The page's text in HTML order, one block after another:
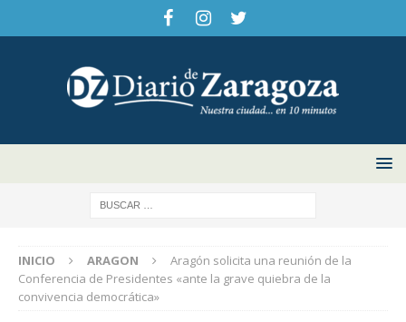
INICIO ARAGON
Aragón solicita una reunión de la
Conferencia de Presidentes «ante la grave quiebra de la
convivencia democrática»